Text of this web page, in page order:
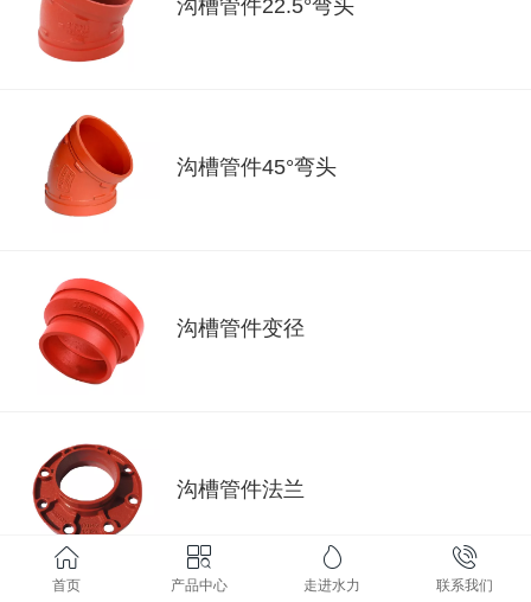
沟槽管件22.5°弯头
沟槽管件45°弯头
沟槽管件变径
沟槽管件法兰
首页 产品中心 走进水力 联系我们